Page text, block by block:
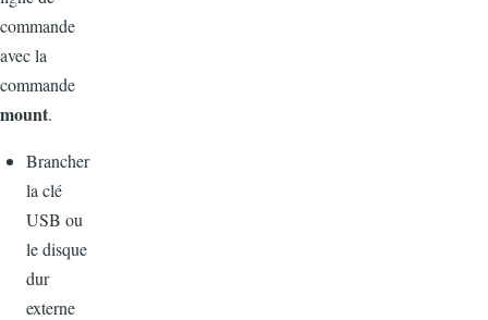
commande
avec la
commande
mount.
Brancher
la clé
USB ou
le disque
dur
externe